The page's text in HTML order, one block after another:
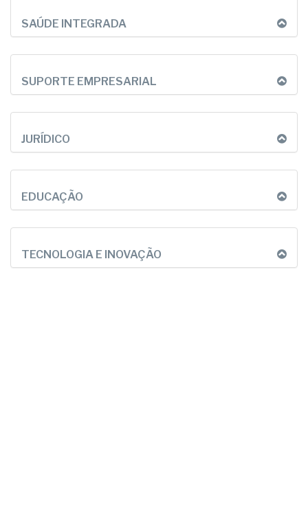
SAÚDE INTEGRADA
SUPORTE EMPRESARIAL
JURÍDICO
EDUCAÇÃO
TECNOLOGIA E INOVAÇÃO